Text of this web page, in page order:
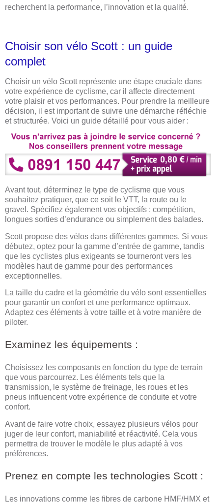
recherchent la performance, l’innovation et la qualité.
Choisir son vélo Scott : un guide
complet
Choisir un vélo Scott représente une étape cruciale dans
votre expérience de cyclisme, car il affecte directement
votre plaisir et vos performances. Pour prendre la meilleure
décision, il est important de suivre une démarche réfléchie
et structurée. Voici un guide détaillé pour vous aider :
Avant tout, déterminez le type de cyclisme que vous
souhaitez pratiquer, que ce soit le VTT, la route ou le
gravel. Spécifiez également vos objectifs : compétition,
longues sorties d’endurance ou simplement des balades.
Scott propose des vélos dans différentes gammes. Si vous
débutez, optez pour la gamme d’entrée de gamme, tandis
que les cyclistes plus exigeants se tourneront vers les
modèles haut de gamme pour des performances
exceptionnelles.
La taille du cadre et la géométrie du vélo sont essentielles
pour garantir un confort et une performance optimaux.
Adaptez ces éléments à votre taille et à votre manière de
piloter.
Examinez les équipements :
Choisissez les composants en fonction du type de terrain
que vous parcourrez. Les éléments tels que la
transmission, le système de freinage, les roues et les
pneus influencent votre expérience de conduite et votre
confort.
Avant de faire votre choix, essayez plusieurs vélos pour
juger de leur confort, maniabilité et réactivité. Cela vous
permettra de trouver le modèle le plus adapté à vos
préférences.
Prenez en compte les technologies Scott :
Les innovations comme les fibres de carbone HMF/HMX et